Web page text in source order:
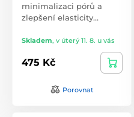
minimalizaci pórů a
zlepšení elasticity…
Skladem, v úterý 11. 8. u vás
475 Kč
Porovnat